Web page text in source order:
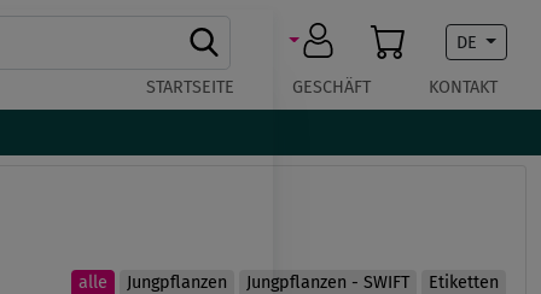
DE
STARTSEITE GESCHÄFT KONTAKT
alle Jungpflanzen Jungpflanzen - SWIFT Etiketten